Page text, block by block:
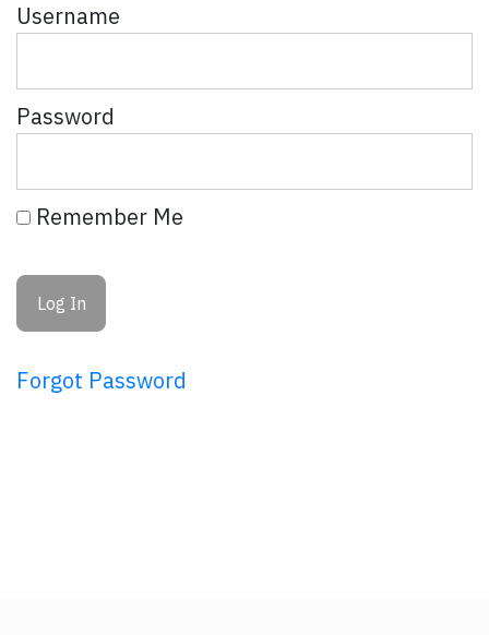
Username
Password
Remember Me
Forgot Password